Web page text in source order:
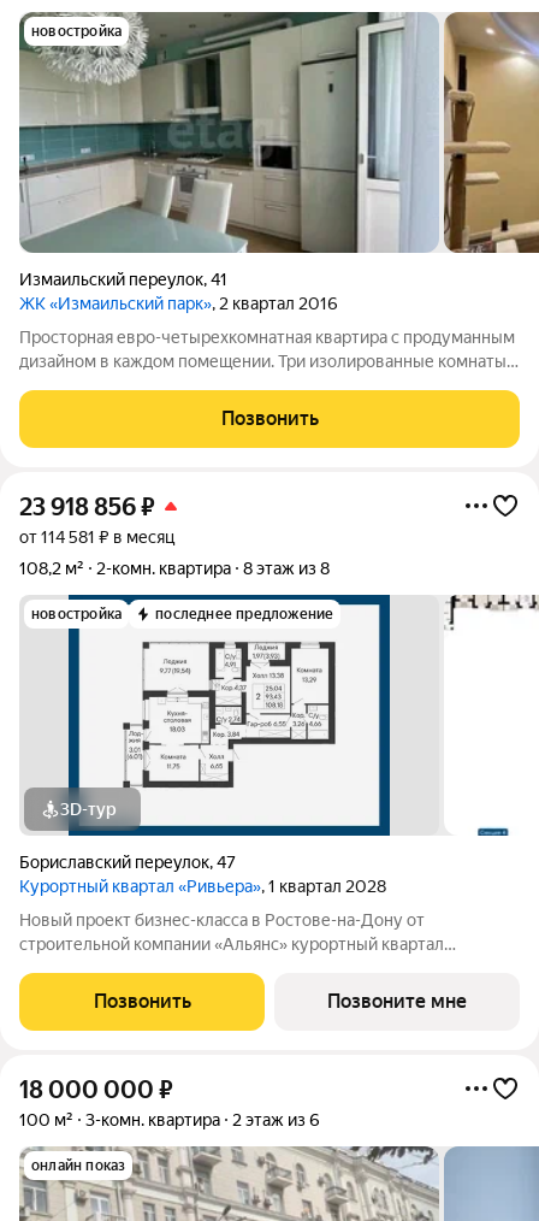
новостройка
Измаильский переулок,41
ЖК «Измаильский парк», 2 квартал 2016
Просторная евро-четырехкомнатная квартира с продуманным
дизайном в каждом помещении. Три изолированные комнаты
выходом на балкон и брендовой бытовой техникой, а также
два балкона. Выполнен
Позвонить
23 918 856₽
от 114 581 ₽ в месяц
108,2 м²
2-комн. квартира 8 этаж из 8
новостройка последнее предложение
3D-тур
Бориславский переулок,47
Курортный квартал «Ривьера», 1 квартал 2028
Новый проект бизнес-класса в Ростове-на-Дону от
строительной компании «Альянс» курортный квартал
располагается рядом с ТЦ «Горизонт», в окружении парков по
адресу пер. Бориславский, 47. Про такие
Позвонить Позвоните мне
18 000 000 ₽
100 м² 3-комн. квартира 2 этаж из 6
онлайн показ